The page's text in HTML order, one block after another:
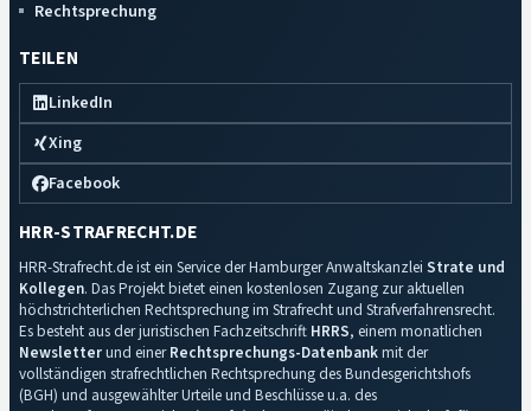
Rechtsprechung
TEILEN
LinkedIn
Xing
Facebook
HRR-STRAFRECHT.DE
HRR-Strafrecht.de ist ein Service der Hamburger Anwaltskanzlei Strate und
Kollegen. Das Projekt bietet einen kostenlosen Zugang zur aktuellen
höchstrichterlichen Rechtsprechung im Strafrecht und Strafverfahrensrecht.
Es besteht aus der juristischen Fachzeitschrift HRRS, einem monatlichen
Newsletterund einerRechtsprechungs-Datenbankmit der
vollständigen strafrechtlichen Rechtsprechung des Bundesgerichtshofs
(BGH) und ausgewählter Urteile und Beschlüsse u.a. des